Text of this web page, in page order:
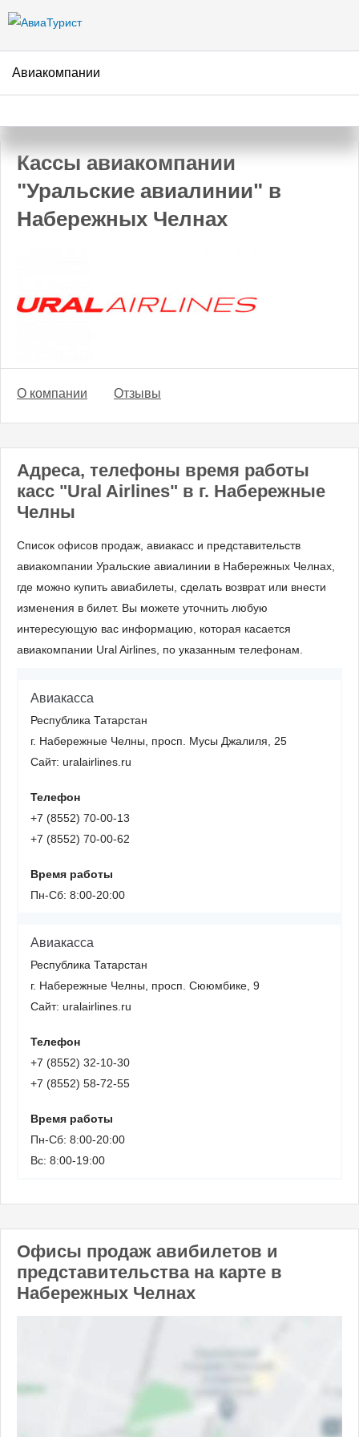
Авиакомпании
Кассы авиакомпании
"Уральские авиалинии" в
Набережных Челнах
О компании Отзывы
Адреса, телефоны время работы
касс "Ural Airlines" в г. Набережные
Челны
Список офисов продаж, авиакасс и представительств
авиакомпании Уральские авиалинии в Набережных Челнах,
где можно купить авиабилеты, сделать возврат или внести
изменения в билет. Вы можете уточнить любую
интересующую вас информацию, которая касается
авиакомпании Ural Airlines, по указанным телефонам.
Авиакасса
Республика Татарстан
г. Набережные Челны, просп. Мусы Джалиля, 25
Сайт: uralairlines.ru
Телефон
+7 (8552) 70-00-13
+7 (8552) 70-00-62
Время работы
Пн-Сб: 8:00-20:00
Авиакасса
Республика Татарстан
г. Набережные Челны, просп. Сююмбике, 9
Сайт: uralairlines.ru
Телефон
+7 (8552) 32-10-30
+7 (8552) 58-72-55
Время работы
Пн-Сб: 8:00-20:00
Вс: 8:00-19:00
Офисы продаж авибилетов и
представительства на карте в
Набережных Челнах